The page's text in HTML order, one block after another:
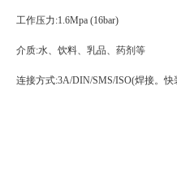
工作压力:1.6Mpa (16bar)
介质:水、饮料、乳品、药剂等
连接方式:3A/DIN/SMS/ISO(焊接。快